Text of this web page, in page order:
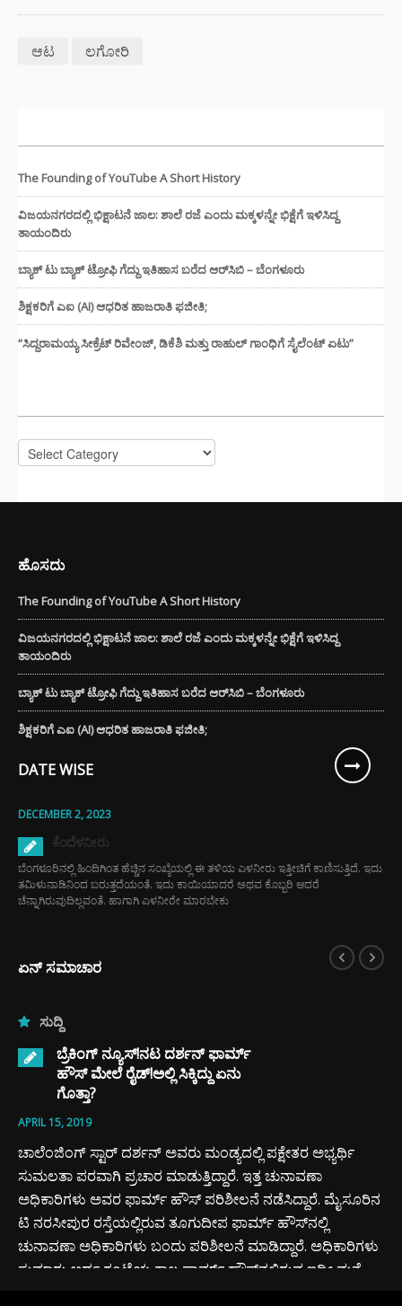
ಆಟ ಲಗೋರಿ
The Founding of YouTube A Short History
ವಿಜಯನಗರದಲ್ಲಿ ಭಿಕ್ಷಾಟನೆ ಜಾಲ: ಶಾಲೆ ರಜೆ ಎಂದು ಮಕ್ಕಳನ್ನೇ ಭಿಕ್ಷೆಗೆ ಇಳಿಸಿದ್ದ
ತಾಯಂದಿರು
ಬ್ಯಾಕ್ ಟು ಬ್ಯಾಕ್ ಟ್ರೋಫಿ ಗೆದ್ದು ಇತಿಹಾಸ ಬರೆದ ಆರ್‌ಸಿಬಿ – ಬೆಂಗಳೂರು
ಶಿಕ್ಷಕರಿಗೆ ಎಐ (AI) ಆಧರಿತ ಹಾಜರಾತಿ ಫಜೀತಿ;
“ಸಿದ್ದರಾಮಯ್ಯ ಸೀಕ್ರೆಟ್ ರಿವೇಂಜ್‌, ಡಿಕೆಶಿ ಮತ್ತು ರಾಹುಲ್‌ ಗಾಂಧಿಗೆ ಸೈಲೆಂಟ್ ಏಟು”
Categories
ಹೊಸದು
The Founding of YouTube A Short History
ವಿಜಯನಗರದಲ್ಲಿ ಭಿಕ್ಷಾಟನೆ ಜಾಲ: ಶಾಲೆ ರಜೆ ಎಂದು ಮಕ್ಕಳನ್ನೇ ಭಿಕ್ಷೆಗೆ ಇಳಿಸಿದ್ದ
ತಾಯಂದಿರು
ಬ್ಯಾಕ್ ಟು ಬ್ಯಾಕ್ ಟ್ರೋಫಿ ಗೆದ್ದು ಇತಿಹಾಸ ಬರೆದ ಆರ್‌ಸಿಬಿ – ಬೆಂಗಳೂರು
ಶಿಕ್ಷಕರಿಗೆ ಎಐ (AI) ಆಧರಿತ ಹಾಜರಾತಿ ಫಜೀತಿ;
DATE WISE
DECEMBER 2, 2023
ಕೆಂದೆಳನೀರು
ಬೆಂಗಳೂರಿನಲ್ಲಿ ಹಿಂದಿಗಿಂತ ಹೆಚ್ಚಿನ ಸಂಖ್ಯೆಯಲ್ಲಿ ಈ ತಳಿಯ ಎಳನೀರು ಇತ್ತೀಚಿಗೆ ಕಾಣಿಸುತ್ತಿದೆ. ಇದು
ತಮಿಳುನಾಡಿನಿಂದ ಬರುತ್ತದೆಯಂತೆ. ಇದು ಕಾಯಿಯಾದರೆ ಅಥವ ಕೊಬ್ಬರಿ ಆದರೆ
ಚೆನ್ನಾಗಿರುವುದಿಲ್ಲವಂತೆ. ಹಾಗಾಗಿ ಎಳನೀರೇ ಮಾರಬೇಕು
ಏನ್ ಸಮಾಚಾರ
ಸುದ್ದಿ
ಬ್ರೆಕಿಂಗ್ ನ್ಯೂಸ್!ನಟ ದರ್ಶನ್ ಫಾರ್ಮ್
ಹೌಸ್ ಮೇಲೆ ರೈಡ್!ಅಲ್ಲಿ ಸಿಕ್ಕಿದ್ದು ಏನು
ಗೊತ್ತಾ?
APRIL 15, 2019
ಚಾಲೆಂಜಿಂಗ್ ಸ್ಟಾರ್ ದರ್ಶನ್ ಅವರು ಮಂಡ್ಯದಲ್ಲಿ ಪಕ್ಷೇತರ ಅಭ್ಯರ್ಥಿ
ಸುಮಲತಾ ಪರವಾಗಿ ಪ್ರಚಾರ ಮಾಡುತ್ತಿದ್ದಾರೆ. ಇತ್ತ ಚುನಾವಣಾ
ಅಧಿಕಾರಿಗಳು ಅವರ ಫಾರ್ಮ್ ಹೌಸ್ ಪರಿಶೀಲನೆ ನಡೆಸಿದ್ದಾರೆ. ಮೈಸೂರಿನ
ಟಿ ನರಸೀಪುರ ರಸ್ತೆಯಲ್ಲಿರುವ ತೂಗುದೀಪ ಫಾರ್ಮ್ ಹೌಸ್‍ನಲ್ಲಿ
ಚುನಾವಣಾ ಅಧಿಕಾರಿಗಳು ಬಂದು ಪರಿಶೀಲನೆ ಮಾಡಿದ್ದಾರೆ. ಅಧಿಕಾರಿಗಳು
ಸುಮಾರು ಅರ್ಧ ಗಂಟೆಯ ಕಾಲ ಫಾರ್ಮ್ ಹೌಸ್‍ನಲ್ಲಿರುವ ಇಡೀ ಮನೆ